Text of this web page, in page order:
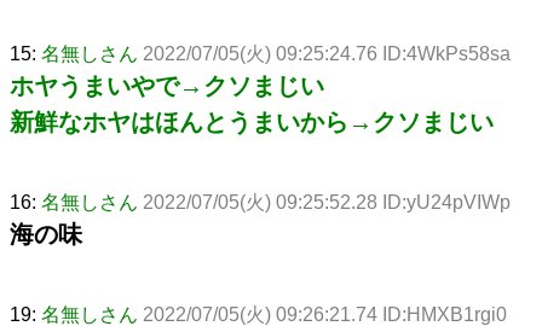
15: 名無しさん 2022/07/05(火) 09:25:24.76 ID:4WkPs58sa
ホヤうまいやで→クソまじい
新鮮なホヤはほんとうまいから→クソまじい
16: 名無しさん 2022/07/05(火) 09:25:52.28 ID:yU24pVIWp
海の味
19: 名無しさん 2022/07/05(火) 09:26:21.74 ID:HMXB1rgi0